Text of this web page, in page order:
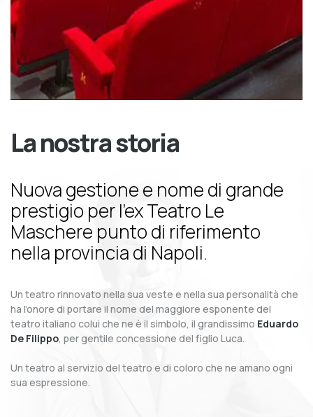
La nostra storia
Nuova gestione e nome di grande
prestigio per l’ex Teatro Le
Maschere punto di riferimento
nella provincia di Napoli.
Un teatro rinnovato nella sua veste e nella sua personalità che
ha l’onore di portare il nome del maggiore esponente del
teatro italiano colui che ne è il simbolo, il grandissimo Eduardo
De Filippo, per gentile concessione del figlio Luca.
Un teatro al servizio del teatro e di coloro che ne amano ogni
sua espressione.